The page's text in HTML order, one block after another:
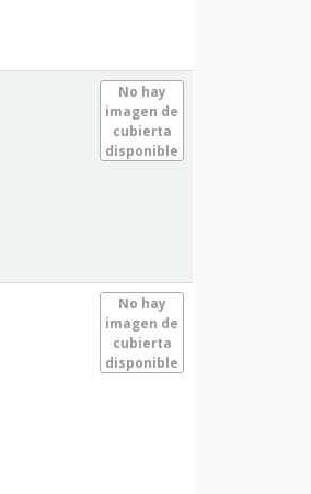
No hay
imagen de
cubierta
disponible
No hay
imagen de
cubierta
disponible